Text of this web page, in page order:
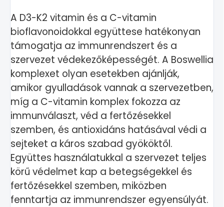
A D3-K2 vitamin és a C-vitamin
bioflavonoidokkal együttese hatékonyan
támogatja az immunrendszert és a
szervezet védekezőképességét. A Boswellia
komplexet olyan esetekben ajánlják,
amikor gyulladások vannak a szervezetben,
míg a C-vitamin komplex fokozza az
immunválaszt, véd a fertőzésekkel
szemben, és antioxidáns hatásával védi a
sejteket a káros szabad gyököktől.
Együttes használatukkal a szervezet teljes
körű védelmet kap a betegségekkel és
fertőzésekkel szemben, miközben
fenntartja az immunrendszer egyensúlyát.